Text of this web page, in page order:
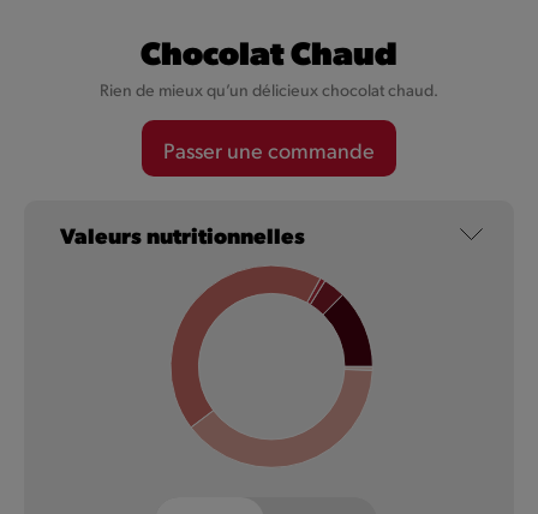
Coca-Cola
Un mélange unique d'ingrédients, avec de la caféine, de
l'eau pétillante et un léger goût de caramel.
Chocolat Chaud
Rien de mieux qu’un délicieux chocolat chaud.
Passer une commande
Valeurs nutritionnelles